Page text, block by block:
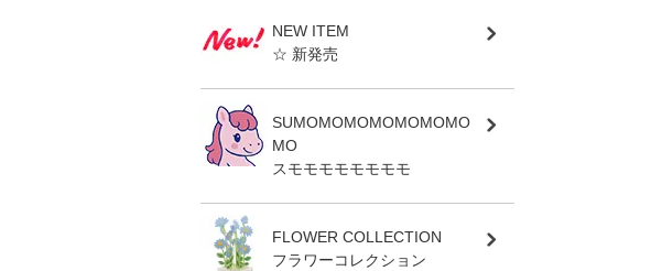
NEW ITEM
☆ 新発売
SUMOMOMOMOMOMOMO
MO
スモモモモモモモモ
FLOWER COLLECTION
フラワーコレクション